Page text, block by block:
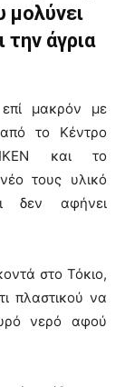
μολύνει
άγρια
επί μακρόν με
από το Κέντρο
και το
τους υλικό
δεν αφήνει
στο Τόκιο,
πλαστικού να
νερό αφού